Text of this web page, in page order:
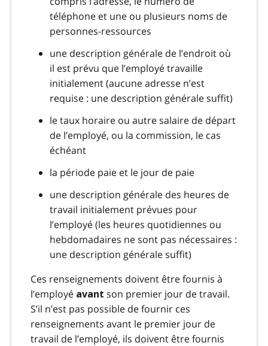
téléphone et une ou plusieurs noms de
personnes-ressources
une description générale de l’endroit où
il est prévu que l’employé travaille
initialement (aucune adresse n’est
requise : une description générale suffit)
le taux horaire ou autre salaire de départ
de l’employé, ou la commission, le cas
échéant
la période paie et le jour de paie
une description générale des heures de
travail initialement prévues pour
l’employé (les heures quotidiennes ou
hebdomadaires ne sont pas nécessaires :
une description générale suffit)
Ces renseignements doivent être fournis à
l’employé avant son premier jour de travail.
S’il n’est pas possible de fournir ces
renseignements avant le premier jour de
travail de l’employé, ils doivent être fournis